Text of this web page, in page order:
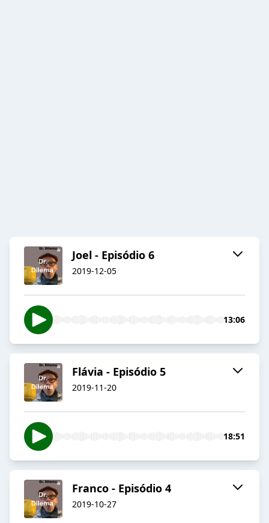
Joel - Episódio 6
2019-12-05
13:06
Flávia - Episódio 5
2019-11-20
18:51
Franco - Episódio 4
2019-10-27